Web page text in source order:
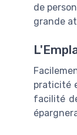
de
grande
praticité
facilité